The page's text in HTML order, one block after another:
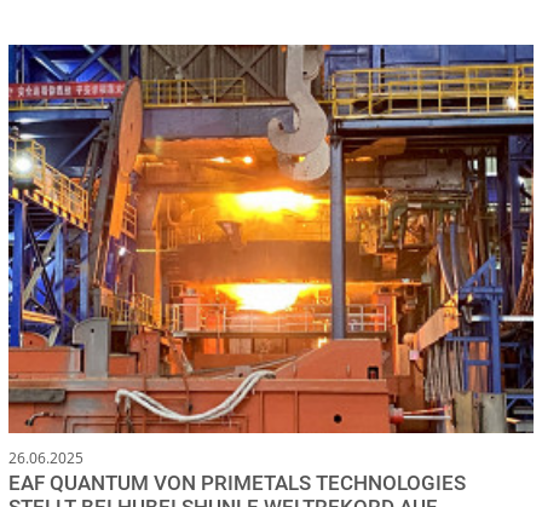
26.06.2025
EAF QUANTUM VON PRIMETALS TECHNOLOGIES